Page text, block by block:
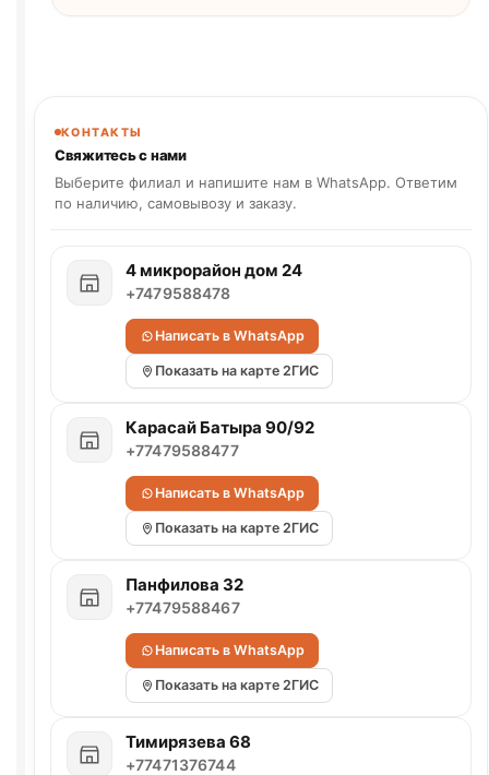
КОНТАКТЫ
Свяжитесь с нами
Выберите филиал и напишите нам в WhatsApp. Ответим
по наличию, самовывозу и заказу.
4 микрорайон дом 24
+7479588478
Написать в WhatsApp
Показать на карте 2ГИС
Карасай Батыра 90/92
+77479588477
Написать в WhatsApp
Показать на карте 2ГИС
Панфилова 32
+77479588467
Написать в WhatsApp
Показать на карте 2ГИС
Тимирязева 68
+77471376744